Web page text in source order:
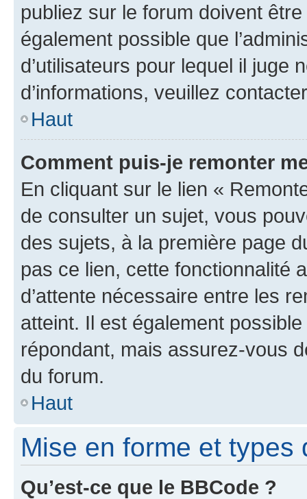
publiez sur le forum doivent
également possible que
d’utilisateurs pour lequel il juge
d’informations, veuillez
Haut
Comment puis-je remonter
En cliquant sur le lien «
de consulter un sujet, vous
des sujets, à la première page
pas ce lien, cette fonctionnalité
d’attente nécessaire entre les
atteint. Il est également
répondant, mais assurez-vous
du forum.
Haut
Mise en forme et types
Qu’est-ce que le BBCode ?